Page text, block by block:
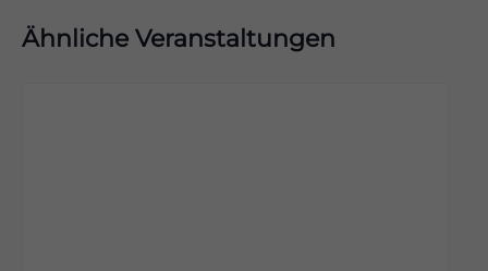
Ähnliche Veranstaltungen